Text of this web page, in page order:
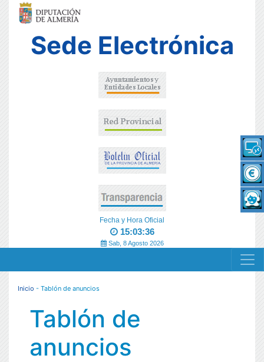
Sede Electrónica
Fecha y Hora Oficial
15:03:36
Sab, 8 Agosto 2026
MENÚ RESPONSIVE
Inicio - Tablón de anuncios
Tablón de
anuncios